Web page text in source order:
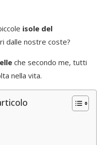
isole del
dalle nostre coste?
che secondo me, tutti
nella vita.